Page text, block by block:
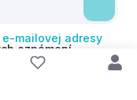
mailovej adresy
oznámení
1 písm. a)
kedykoľvek